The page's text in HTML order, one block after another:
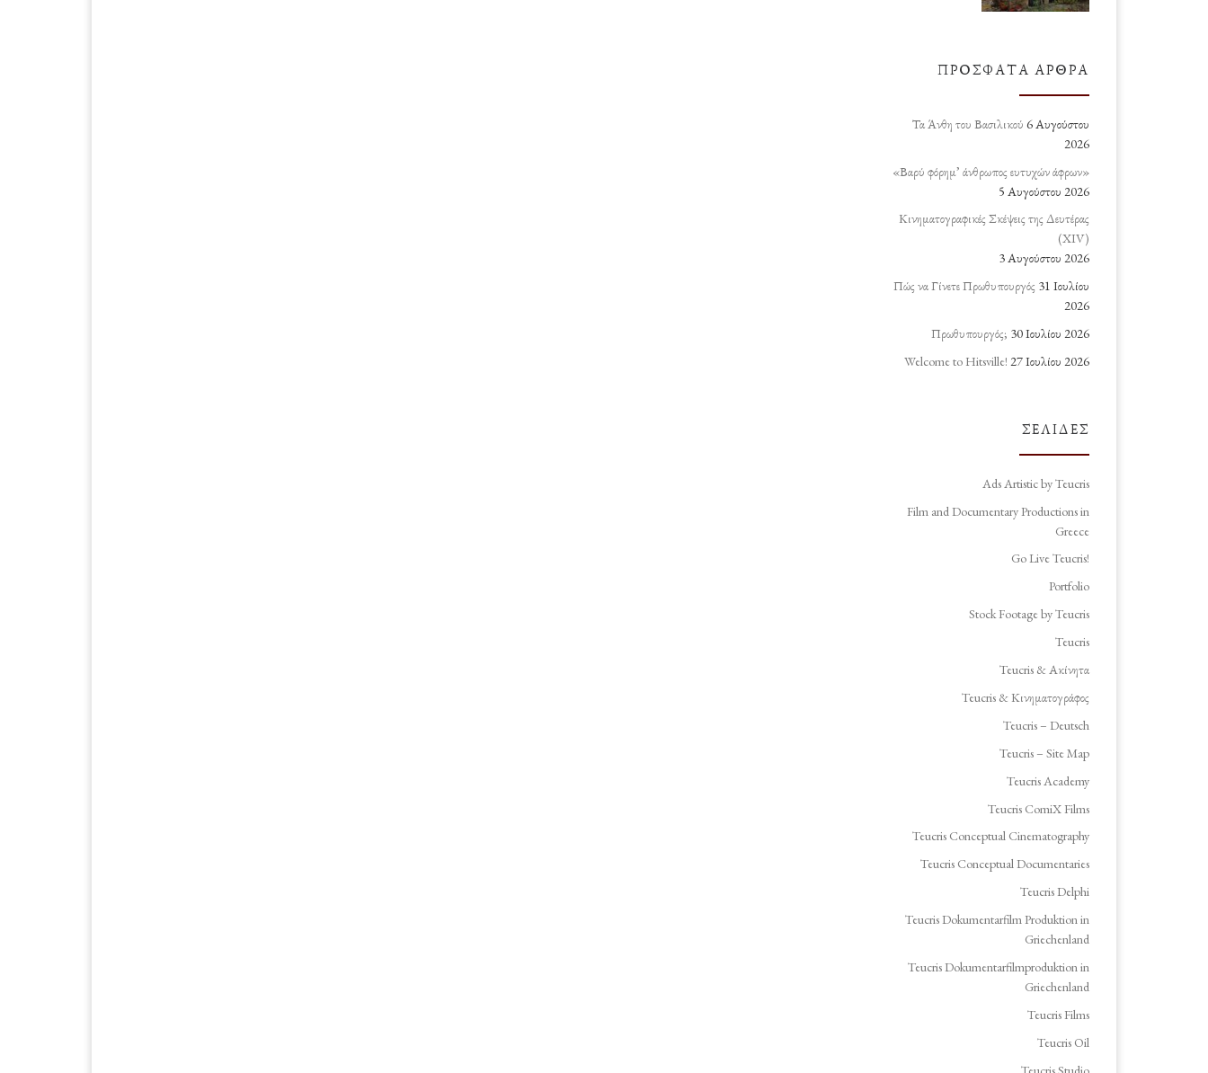
ΠΡΌΣΦΑΤΑ ΆΡΘΡΑ
Τα Άνθη του Βασιλικού 6 Αυγούστου
2026
«Βαρύ φόρημ’ άνθρωπος ευτυχών άφρων»
5 Αυγούστου 2026
Κινηματογραφικές Σκέψεις της Δευτέρας
(ΧΙV)
3 Αυγούστου 2026
Πώς να Γίνετε Πρωθυπουργός 31 Ιουλίου
2026
Πρωθυπουργός; 30 Ιουλίου 2026
Welcome to Hitsville! 27 Ιουλίου 2026
ΣΕΛΊΔΕΣ
Ads Artistic by Teucris
Film and Documentary Productions in
Greece
Go Live Teucris!
Portfolio
Stock Footage by Teucris
Teucris
Teucris & Ακίνητα
Teucris & Κινηματογράφος
Teucris – Deutsch
Teucris – Site Map
Teucris Academy
Teucris ComiX Films
Teucris Conceptual Cinematography
Teucris Conceptual Documentaries
Teucris Delphi
Teucris Dokumentarfilm Produktion in
Griechenland
Teucris Dokumentarfilmproduktion in
Griechenland
Teucris Films
Teucris Oil